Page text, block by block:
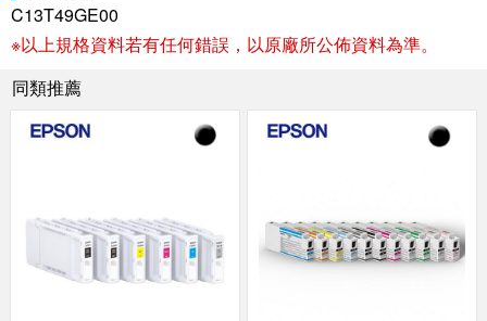
C13T49GE00
※以上規格資料若有任何錯誤，以原廠所公佈資料為準。
同類推薦